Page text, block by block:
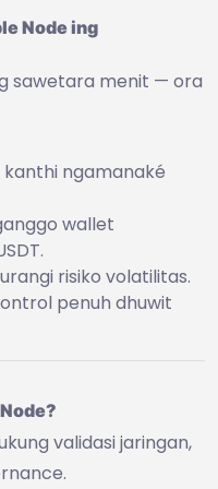
Node ing
sawetara menit — ora
kanthi ngamanaké
wallet
risiko volatilitas.
penuh dhuwit
validasi jaringan,